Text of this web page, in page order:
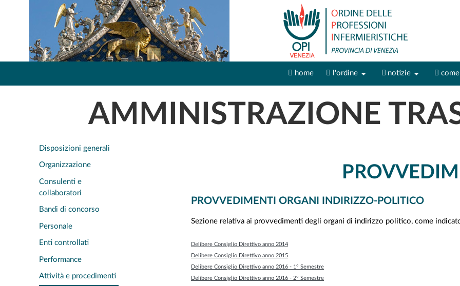
home l'ordine notizie
AMMINISTRAZIONE
PROVVEDIMENTI ORGANI INDIRIZZO-POLITICO
Sezione relativa ai provvedimenti degli organi di indirizzo politico, come
Delibere Consiglio Direttivo anno 2014
Delibere Consiglio Direttivo anno 2015
Delibere Consiglio Direttivo anno 2016 - 1° Semestre
Delibere Consiglio Direttivo anno 2016 - 2° Semestre
Disposizioni generali
Organizzazione
Consulenti e
collaboratori
Bandi di concorso
Personale
Enti controllati
Performance
Attività e procedimenti